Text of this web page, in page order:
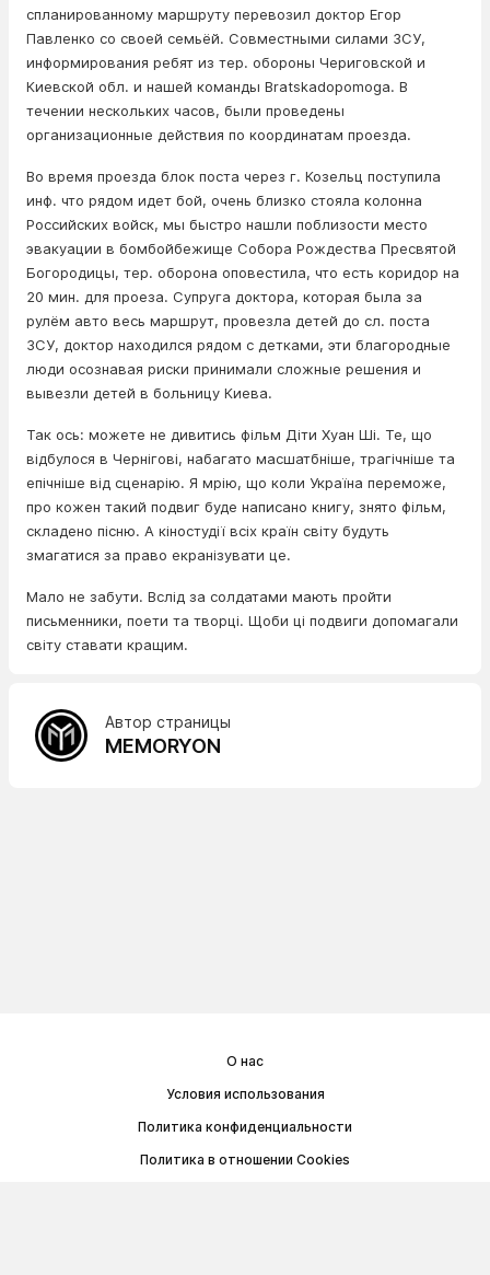
спланированному маршруту перевозил доктор Егор
Павленко со своей семьёй. Совместными силами ЗСУ,
информирования ребят из тер. обороны Чериговской и
Киевской обл. и нашей команды Bratskadopomoga. В
течении нескольких часов, были проведены
организационные действия по координатам проезда.
Во время проезда блок поста через г. Козельц поступила
инф. что рядом идет бой, очень близко стояла колонна
Российских войск, мы быстро нашли поблизости место
эвакуации в бомбойбежище Собора Рождества Пресвятой
Богородицы, тер. оборона оповестила, что есть коридор на
20 мин. для проеза. Супруга доктора, которая была за
рулём авто весь маршрут, провезла детей до сл. поста
ЗСУ, доктор находился рядом с детками, эти благородные
люди осознавая риски принимали сложные решения и
вывезли детей в больницу Киева.
Так ось: можете не дивитись фільм Діти Хуан Ші. Те, що
відбулося в Чернігові, набагато масшатбніше, трагічніше та
епічніше від сценарію. Я мрію, що коли Україна переможе,
про кожен такий подвиг буде написано книгу, знято фільм,
складено пісню. А кіностудії всіх країн світу будуть
змагатися за право екранізувати це.
Мало не забути. Вслід за солдатами мають пройти
письменники, поети та творці. Щоби ці подвиги допомагали
світу ставати кращим.
Автор страницы
MEMORYON
О нас
Условия использования
Политика конфиденциальности
Политика в отношении Cookies